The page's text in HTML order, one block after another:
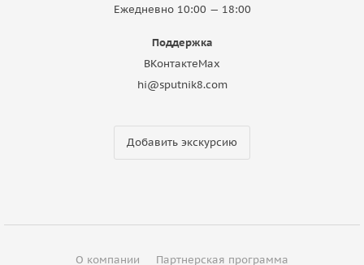
Ежедневно 10:00 — 18:00
Поддержка
ВКонтактеMax
hi@sputnik8.com
Добавить экскурсию
О компании
Партнерская программа